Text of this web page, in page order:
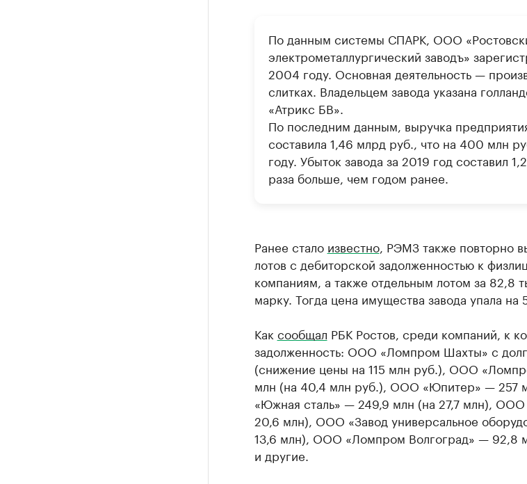
По данным системы СПАРК, ООО
электрометаллургический заводъ»
2004 году. Основная деятельность —
слитках. Владельцем завода указана
«Атрикс БВ».
По последним данным, выручка
составила 1,46 млрд руб., что на 400 млн
году. Убыток завода за 2019 год составил
раза больше, чем годом ранее.
Ранее стало известно, РЭМЗ также повторно
лотов с дебиторской задолженностью к
компаниям, а также отдельным лотом за 82,8
марку. Тогда цена имущества завода упала на
Как сообщал РБК Ростов, среди компаний, к
задолженность: ООО «Ломпром Шахты» с
(снижение цены на 115 млн руб.), ООО
млн (на 40,4 млн руб.), ООО «Юпитер» — 257
«Южная сталь» — 249,9 млн (на 27,7 млн),
20,6 млн), ООО «Завод универсальное
13,6 млн), ООО «Ломпром Волгоград» — 92,8
и другие.